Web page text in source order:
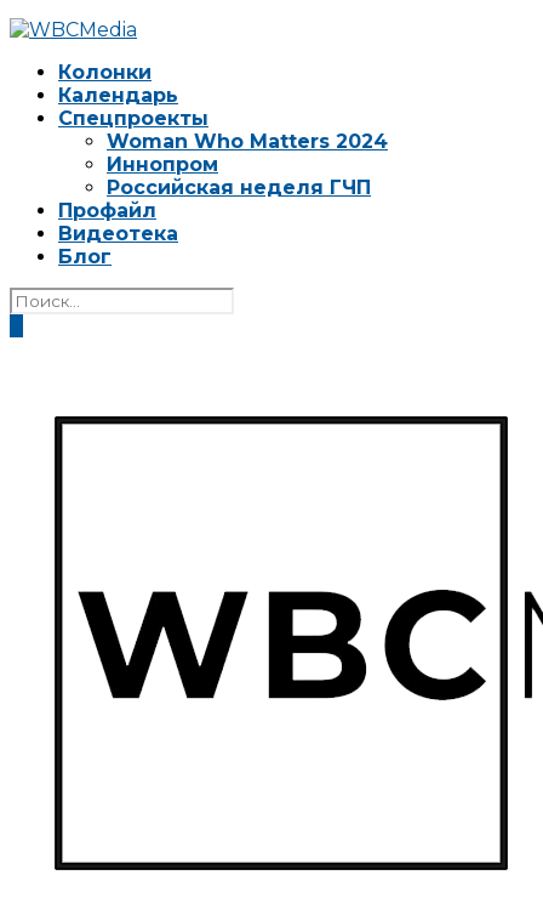
Колонки
Календарь
Спецпроекты
Woman Who Matters 2024
Иннопром
Российская неделя ГЧП
Профайл
Видеотека
Блог